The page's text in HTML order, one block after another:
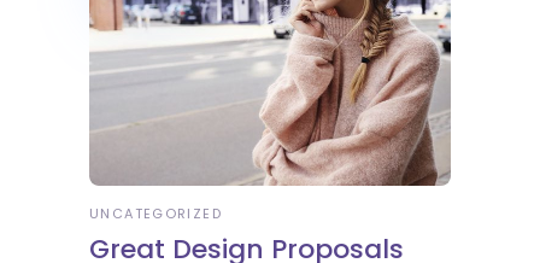
UNCATEGORIZED
Great Design Proposals